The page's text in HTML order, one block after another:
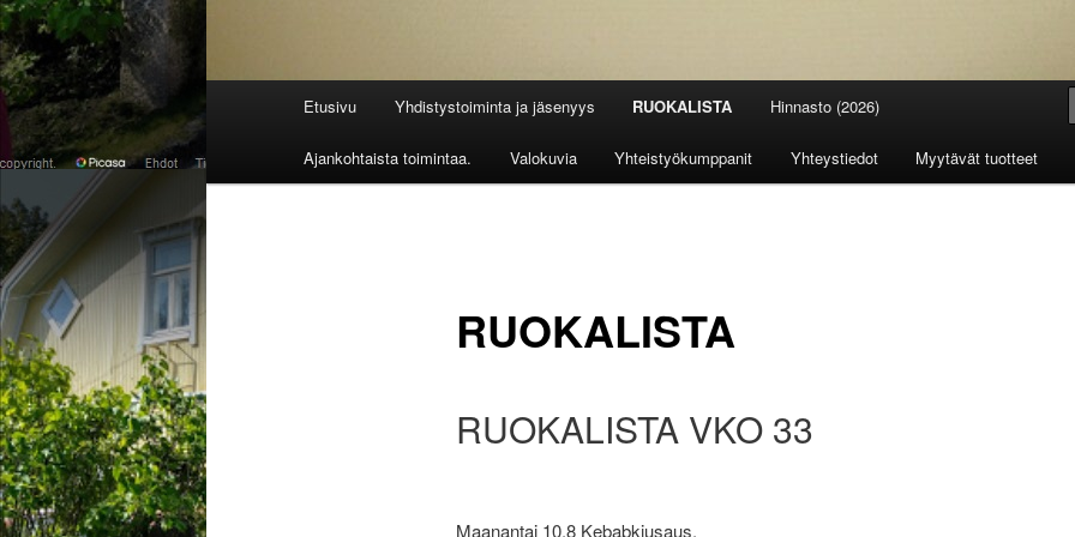
Etusivu Yhdistystoiminta ja jäsenyys RUOKALISTA Hinnasto (2026)
Ajankohtaista toimintaa. Valokuvia Yhteistyökumppanit Yhteystiedot Myytävät tuotteet
RUOKALISTA
RUOKALISTA VKO 33
Maanantai 10.8 Kebabkiusaus.